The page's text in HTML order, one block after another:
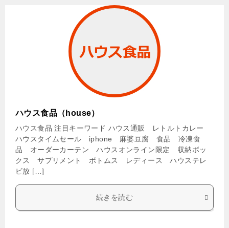
ハウス食品（house）
ハウス食品 注目キーワード ハウス通販 レトルトカレー
ハウスタイムセール iphone 麻婆豆腐 食品 冷凍食
品 オーダーカーテン ハウスオンライン限定 収納ボッ
クス サプリメント ボトムス レディース ハウステレ
ビ放 […]
続きを読む